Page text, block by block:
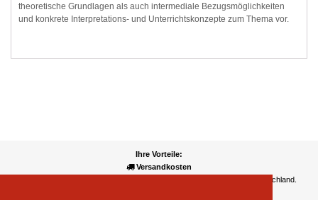
theoretische Grundlagen als auch intermediale Bezugsmöglichkeiten
und konkrete Interpretations- und Unterrichtskonzepte zum Thema vor.
Ihre Vorteile:
Versandkosten
Wir liefern kostenlos ab EUR 50,- Bestellwert nach Österreich und Deutschland.